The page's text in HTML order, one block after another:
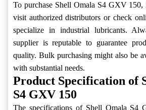
To purchase Shell Omala S4 GXV 150,
visit authorized distributors or check
specialize in industrial lubricants.
supplier is reputable to guarantee
quality. Bulk purchasing might also be
with substantial needs.
Product Specification of
S4 GXV 150
The specifications of Shell Omala S4